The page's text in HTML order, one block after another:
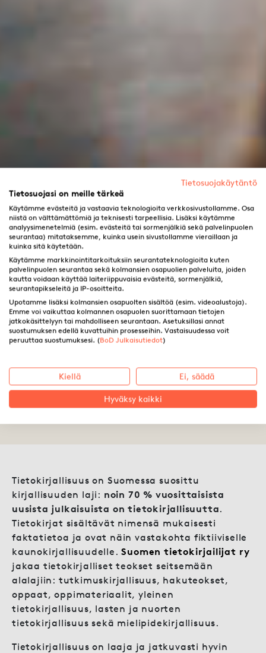
Asiantuntijasta kirjailijaksi
23.04.2019 ·Vera Wunderlich
Tietokirjallisuus on Suomessa suosittu
kirjallisuuden laji: noin 70 % vuosittaisista
uusista julkaisuista on tietokirjallisuutta.
Tietokirjat sisältävät nimensä mukaisesti
faktatietoa ja ovat näin vastakohta fiktiiviselle
kaunokirjallisuudelle.Suomen tietokirjailijat ry
jakaa tietokirjalliset teokset seitsemään
alalajiin: tutkimuskirjallisuus, hakuteokset,
oppaat, oppimateriaalit, yleinen
tietokirjallisuus, lasten ja nuorten
tietokirjallisuus sekä mielipidekirjallisuus.
Tietokirjallisuus on laaja ja jatkuvasti hyvin
Tietosuojakäytäntö
Tietosuojasi on meille tärkeä
Käytämme evästeitä ja vastaavia teknologioita verkkosivustollamme. Osa
niistä on välttämättömiä ja teknisesti tarpeellisia. Lisäksi käytämme
analyysimenetelmiä (esim. evästeitä tai sormenjälkiä sekä palvelinpuolen
seurantaa) mitataksemme, kuinka usein sivustollamme vieraillaan ja
kuinka sitä käytetään.
Käytämme markkinointitarkoituksiin seurantateknologioita kuten
palvelinpuolen seurantaa sekä kolmansien osapuolien palveluita, joiden
kautta voidaan käyttää laiteriippuvaisia evästeitä, sormenjälkiä,
seurantapikseleitä ja IP-osoitteita.
Upotamme lisäksi kolmansien osapuolten sisältöä (esim. videoalustoja).
Emme voi vaikuttaa kolmannen osapuolen suorittamaan tietojen
jatkokäsittelyyn tai mahdolliseen seurantaan. Asetuksillasi annat
suostumuksen edellä kuvattuihin prosesseihin. Vastaisuudessa voit
peruuttaa suostumuksesi. (BoD Julkaisutiedot)
Kiellä Ei, säädä
Hyväksy kaikki